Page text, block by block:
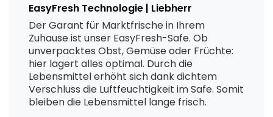
EasyFresh Technologie | Liebherr
Der Garant für Marktfrische in Ihrem
Zuhause ist unser EasyFresh-Safe. Ob
unverpacktes Obst, Gemüse oder Früchte:
hier lagert alles optimal. Durch die
Lebensmittel erhöht sich dank dichtem
Verschluss die Luftfeuchtigkeit im Safe. Somit
bleiben die Lebensmittel lange frisch.